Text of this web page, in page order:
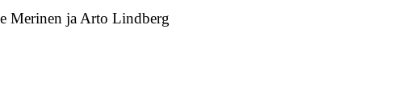
Merinen ja Arto Lindberg